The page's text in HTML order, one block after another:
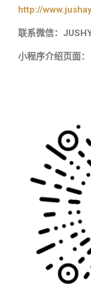
http://
联系微信：
小程序介绍页面：